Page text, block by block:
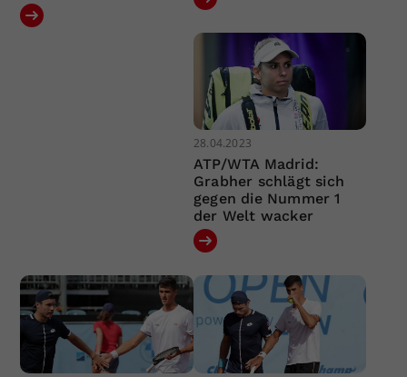
28.04.2023
ATP/WTA Madrid:
Grabher schlägt sich
gegen die Nummer 1
der Welt wacker